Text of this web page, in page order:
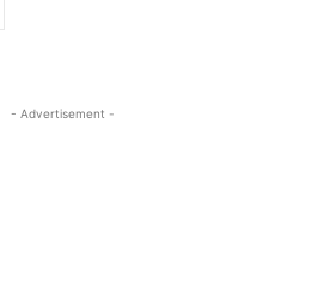
- Advertisement -